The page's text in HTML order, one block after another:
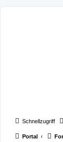
Schnellzugriff
Portal